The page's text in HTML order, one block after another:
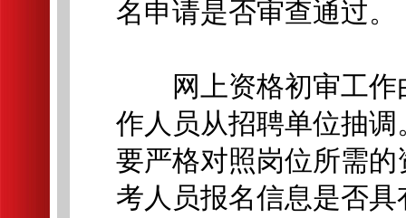
名申请是否审查通过。
网上资格初审工作
作人员从招聘单位抽
要严格对照岗位所需
考人员报名信息是否